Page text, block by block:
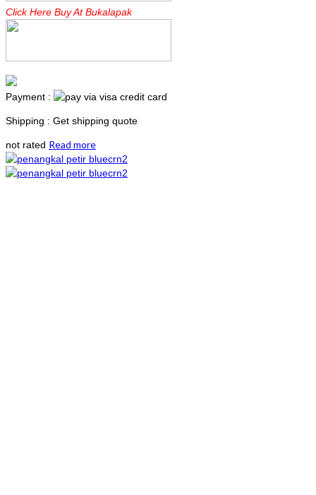
Click Here Buy At Bukalapak
Payment :
Shipping : Get shipping quote
not rated Read more